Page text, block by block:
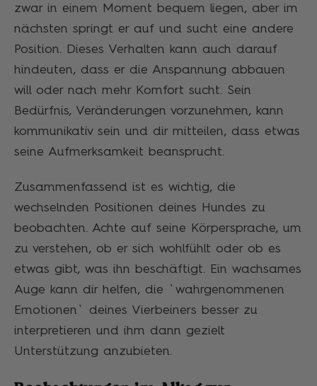
zwar in einem Moment bequem liegen, aber im
nächsten springt er auf und sucht eine andere
Position. Dieses Verhalten kann auch darauf
hindeuten, dass er die Anspannung abbauen
will oder nach mehr Komfort sucht. Sein
Bedürfnis, Veränderungen vorzunehmen, kann
kommunikativ sein und dir mitteilen, dass etwas
seine Aufmerksamkeit beansprucht.
Zusammenfassend ist es wichtig, die
wechselnden Positionen deines Hundes zu
beobachten. Achte auf seine Körpersprache, um
zu verstehen, ob er sich wohlfühlt oder ob es
etwas gibt, was ihn beschäftigt. Ein wachsames
Auge kann dir helfen, die `wahrgenommenen
Emotionen` deines Vierbeiners besser zu
interpretieren und ihm dann gezielt
Unterstützung anzubieten.